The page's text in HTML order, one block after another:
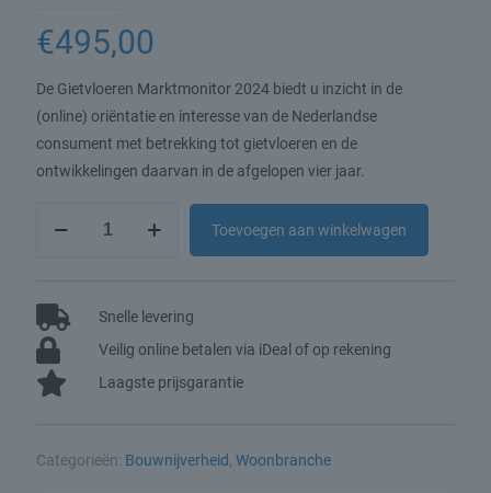
€495,00
De Gietvloeren Marktmonitor 2024 biedt u inzicht in de
(online) oriëntatie en interesse van de Nederlandse
consument met betrekking tot gietvloeren en de
ontwikkelingen daarvan in de afgelopen vier jaar.
Marktmonitor
Toevoegen aan winkelwagen
Snelle levering
Veilig online betalen via iDeal of op rekening
Laagste prijsgarantie
Categorieën: Bouwnijverheid Woonbranche